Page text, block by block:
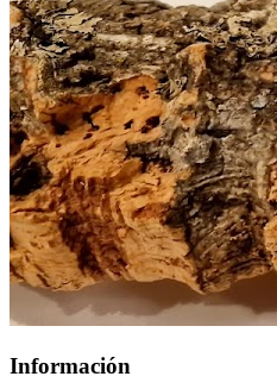
Información